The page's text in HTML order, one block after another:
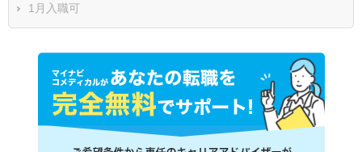
1月入職可